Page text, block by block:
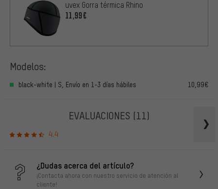
uvex Gorra térmica Rhino
11,99€
Modelos:
black-white | S, Envío en 1-3 días hábiles 10,99€
EVALUACIONES (11)
4.4
¿Dudas acerca del artículo?
¡Contacta ahora con nuestro servicio de atención al
cliente!